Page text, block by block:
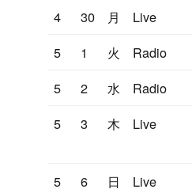
4
30 月 Live
5
1 火 Radio
5
2 水 Radio
5
3 木 Live
5
6 日 Live